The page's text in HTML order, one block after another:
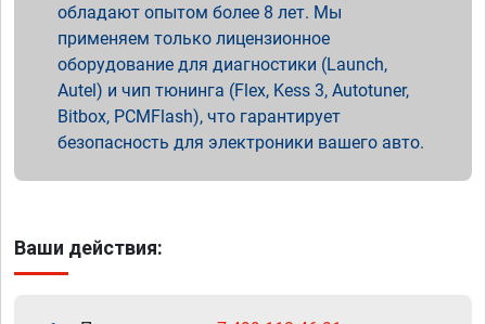
обладают опытом более 8 лет. Мы
применяем только лицензионное
оборудование для диагностики (Launch,
Autel) и чип тюнинга (Flex, Kess 3, Autotuner,
Bitbox, PCMFlash), что гарантирует
безопасность для электроники вашего авто.
Ваши действия: